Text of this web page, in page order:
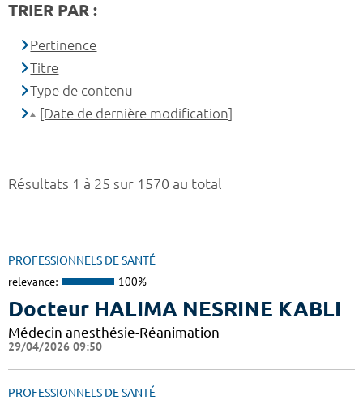
Résultats 1 à 25 sur 1570 au total
PROFESSIONNELS DE SANTÉ
relevance: 100%
Docteur HALIMA NESRINE KABLI
Médecin anesthésie-Réanimation
29/04/2026 09:50
PROFESSIONNELS DE SANTÉ
TRIER PAR :
Pertinence
Titre
Type de contenu
[Date de dernière modification]